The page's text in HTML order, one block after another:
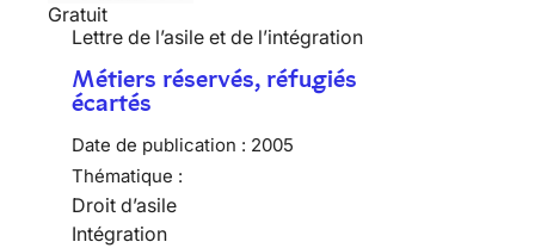
Gratuit
Lettre de l’asile et de l’intégration
Métiers réservés, réfugiés
écartés
Date de publication : 2005
Thématique :
Droit d’asile
Intégration